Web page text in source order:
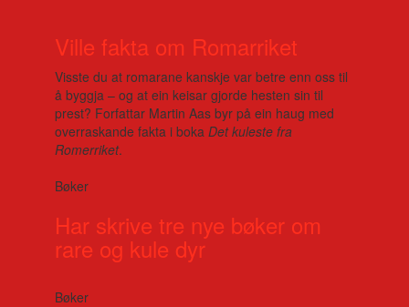
Ville fakta om Romarriket
Visste du at romarane kanskje var betre enn oss til
å byggja – og at ein keisar gjorde hesten sin til
prest? Forfattar Martin Aas byr på ein haug med
overraskande fakta i boka Det kuleste fra
Romerriket.
Bøker
Har skrive tre nye bøker om
rare og kule dyr
Bøker